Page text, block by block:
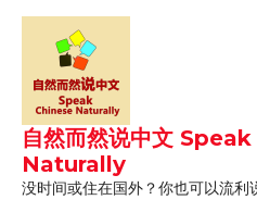
Skip
content
自然而然说中文
Naturally
没时间或住在国外？你也可以流